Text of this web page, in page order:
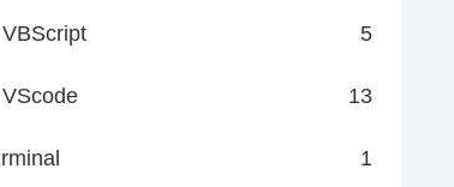
VBScript 5
VScode 13
1